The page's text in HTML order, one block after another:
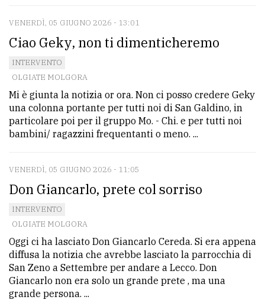
VENERDÌ, 05 GIUGNO 2026 - 13:01
Ciao Geky, non ti dimenticheremo
INTERVENTO
OLGIATE MOLGORA
Mi è giunta la notizia or ora. Non ci posso credere Geky
una colonna portante per tutti noi di San Galdino, in
particolare poi per il gruppo Mo. - Chi. e per tutti noi
bambini/ ragazzini frequentanti o meno. ...
VENERDÌ, 05 GIUGNO 2026 - 11:05
Don Giancarlo, prete col sorriso
INTERVENTO
OLGIATE MOLGORA
Oggi ci ha lasciato Don Giancarlo Cereda. Si era appena
diffusa la notizia che avrebbe lasciato la parrocchia di
San Zeno a Settembre per andare a Lecco. Don
Giancarlo non era solo un grande prete , ma una
grande persona. ...